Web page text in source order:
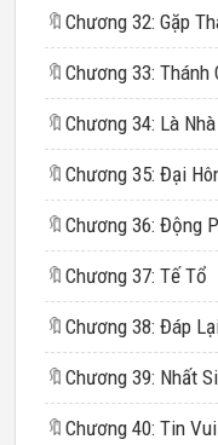
🔖 Chương 32: Gặp
🔖 Chương 33: Thánh
🔖 Chương 34: Là Nhà
🔖 Chương 35: Đại
🔖 Chương 36: Động
🔖 Chương 37: Tế Tổ
🔖 Chương 38: Đáp
🔖 Chương 39: Nhất
🔖 Chương 40: Tin Vui